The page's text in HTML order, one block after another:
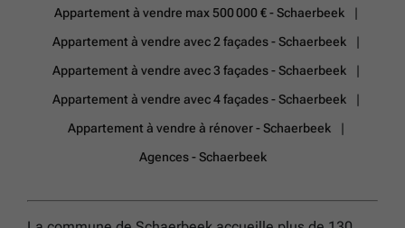
Appartement à vendre max 500 000 € - Schaerbeek
Appartement à vendre avec 2 façades - Schaerbeek
Appartement à vendre avec 3 façades - Schaerbeek
Appartement à vendre avec 4 façades - Schaerbeek
Appartement à vendre à rénover - Schaerbeek
Agences - Schaerbeek